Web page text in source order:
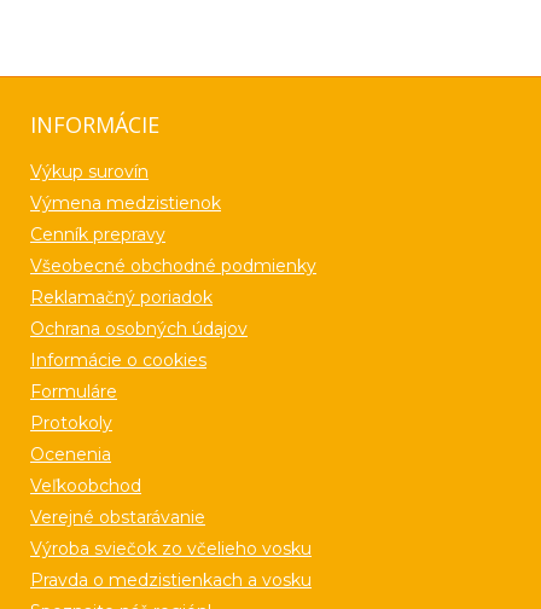
INFORMÁCIE
Výkup surovín
Výmena medzistienok
Cenník prepravy
Všeobecné obchodné podmienky
Reklamačný poriadok
Ochrana osobných údajov
Informácie o cookies
Formuláre
Protokoly
Ocenenia
Veľkoobchod
Verejné obstarávanie
Výroba sviečok zo včelieho vosku
Pravda o medzistienkach a vosku